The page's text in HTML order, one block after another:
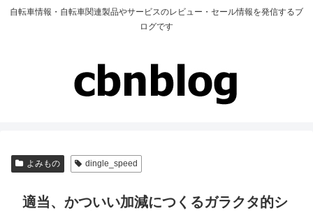
自転車情報・自転車関連製品やサービスのレビュー・セール情報を発信するブ
ログです
よみもの dingle_speed
適当、かついい加減につくるガラクタ的シ